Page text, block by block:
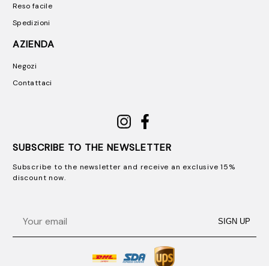
Reso facile
Spedizioni
AZIENDA
Negozi
Contattaci
SUBSCRIBE TO THE NEWSLETTER
Subscribe to the newsletter and receive an exclusive 15%
discount now.
SIGN UP